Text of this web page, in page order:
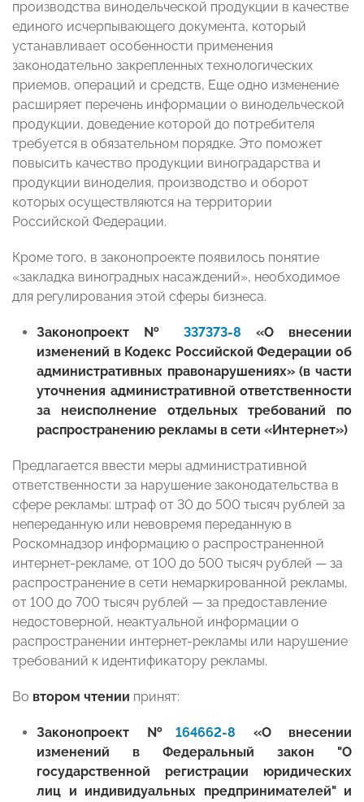
производства винодельческой продукции в качестве
единого исчерпывающего документа, который
устанавливает особенности применения
законодательно закрепленных технологических
приемов, операций и средств, Еще одно изменение
расширяет перечень информации о винодельческой
продукции, доведение которой до потребителя
требуется в обязательном порядке. Это поможет
повысить качество продукции виноградарства и
продукции виноделия, производство и оборот
которых осуществляются на территории
Российской Федерации.
Кроме того, в законопроекте появилось понятие
«закладка виноградных насаждений», необходимое
для регулирования этой сферы бизнеса.
Законопроект №337373-8 «О внесении
изменений в Кодекс Российской Федерации об
административных правонарушениях» (в части
уточнения административной ответственности
за неисполнение отдельных требований по
распространению рекламы в сети «Интернет»)
Предлагается ввести меры административной
ответственности за нарушение законодательства в
сфере рекламы: штраф от 30 до 500 тысяч рублей за
непереданную или невовремя переданную в
Роскомнадзор информацию о распространенной
интернет-рекламе, от 100 до 500 тысяч рублей — за
распространение в сети немаркированной рекламы,
от 100 до 700 тысяч рублей — за предоставление
недостоверной, неактуальной информации о
распространении интернет-рекламы или нарушение
требований к идентификатору рекламы.
Во втором чтении принят:
Законопроект № 164662-8 «О внесении
изменений в Федеральный закон "О
государственной регистрации юридических
лиц и индивидуальных предпринимателей" и